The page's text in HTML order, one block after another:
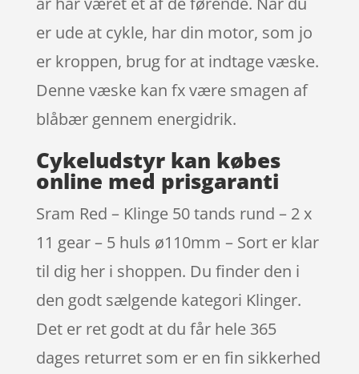
er ude at cykle, har din motor, som jo
er kroppen, brug for at indtage væske.
Denne væske kan fx være smagen af
blåbær gennem energidrik.
Cykeludstyr kan købes
online med prisgaranti
Sram Red – Klinge 50 tands rund – 2 x
11 gear – 5 huls ø110mm – Sort er klar
til dig her i shoppen. Du finder den i
den godt sælgende kategori Klinger.
Det er ret godt at du får hele 365
dages returret som er en fin sikkerhed